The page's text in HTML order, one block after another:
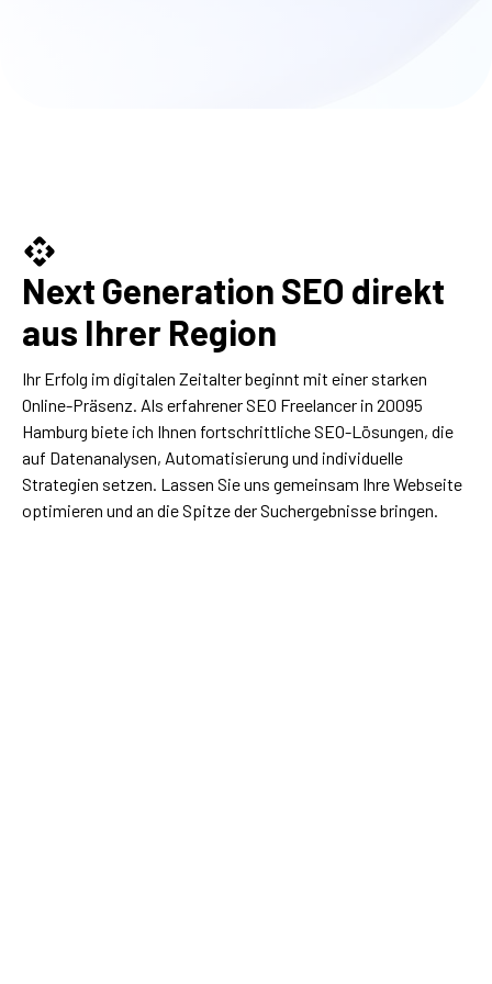
Next Generation SEO direkt
aus Ihrer Region
Ihr Erfolg im digitalen Zeitalter beginnt mit einer starken
Online-Präsenz. Als erfahrener SEO Freelancer in 20095
Hamburg biete ich Ihnen fortschrittliche SEO-Lösungen, die
auf Datenanalysen, Automatisierung und individuelle
Strategien setzen. Lassen Sie uns gemeinsam Ihre Webseite
optimieren und an die Spitze der Suchergebnisse bringen.